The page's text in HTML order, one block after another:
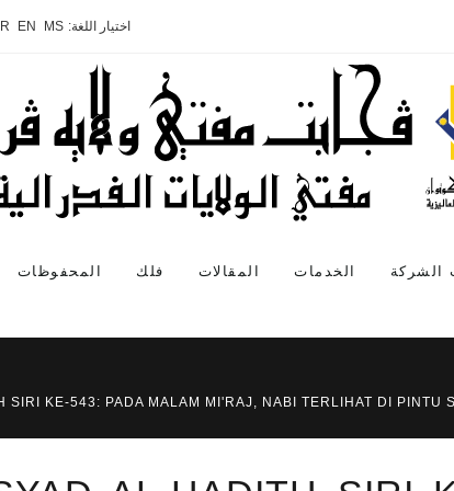
اختيار اللغة: MS
EN
الشركة الخدمات المقالات فلك المحفوظات
SIRI KE-543: PADA MALAM MI'RAJ, NABI TERLIHAT DI